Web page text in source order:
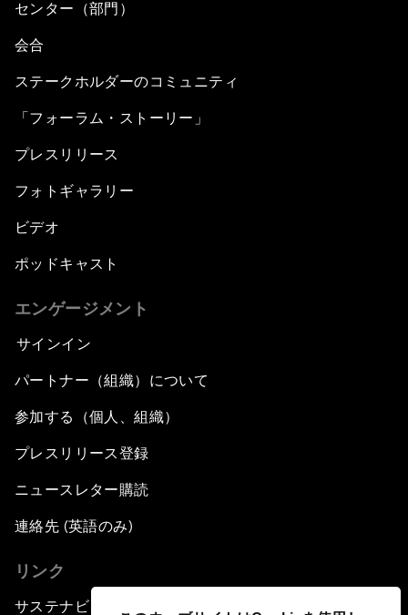
センター（部門）
会合
ステークホルダーのコミュニティ
「フォーラム・ストーリー」
プレスリリース
フォトギャラリー
ビデオ
ポッドキャスト
エンゲージメント
サインイン
パートナー（組織）について
参加する（個人、組織）
プレスリリース登録
ニュースレター購読
連絡先 (英語のみ)
リンク
サステナビリティへの取り組み